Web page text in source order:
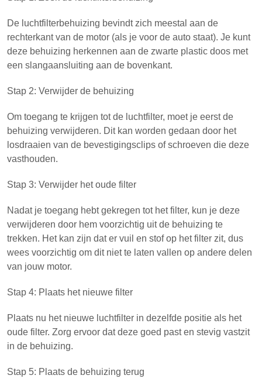
De luchtfilterbehuizing bevindt zich meestal aan de
rechterkant van de motor (als je voor de auto staat). Je kunt
deze behuizing herkennen aan de zwarte plastic doos met
een slangaansluiting aan de bovenkant.
Stap 2: Verwijder de behuizing
Om toegang te krijgen tot de luchtfilter, moet je eerst de
behuizing verwijderen. Dit kan worden gedaan door het
losdraaien van de bevestigingsclips of schroeven die deze
vasthouden.
Stap 3: Verwijder het oude filter
Nadat je toegang hebt gekregen tot het filter, kun je deze
verwijderen door hem voorzichtig uit de behuizing te
trekken. Het kan zijn dat er vuil en stof op het filter zit, dus
wees voorzichtig om dit niet te laten vallen op andere delen
van jouw motor.
Stap 4: Plaats het nieuwe filter
Plaats nu het nieuwe luchtfilter in dezelfde positie als het
oude filter. Zorg ervoor dat deze goed past en stevig vastzit
in de behuizing.
Stap 5: Plaats de behuizing terug